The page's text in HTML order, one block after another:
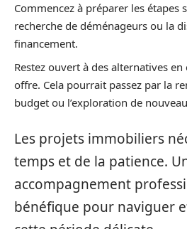
Commencez à préparer les étapes
recherche de déménageurs ou la
financement.
Restez ouvert à des alternatives
offre. Cela pourrait passez par la
budget ou l’exploration de
Les projets immobiliers
temps et de la patience.
accompagnement
bénéfique pour naviguer